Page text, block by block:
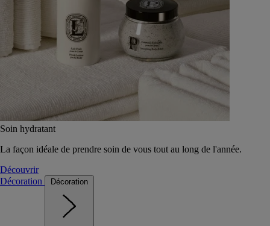
Soin hydratant
La façon idéale de prendre soin de vous tout au long de l'année.
Découvrir
Décoration
Décoration